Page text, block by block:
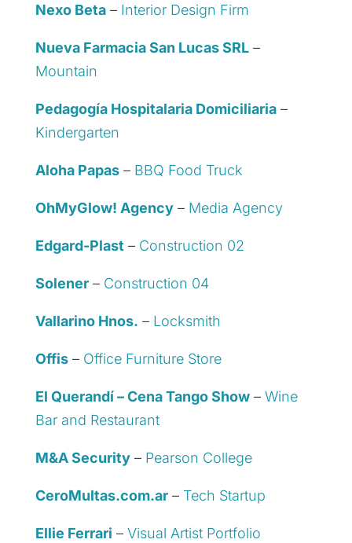
Nexo Beta– Interior Design Firm
Nueva Farmacia San Lucas SRL–
Mountain
Pedagogía Hospitalaria Domiciliaria–
Kindergarten
Aloha Papas– BBQ Food Truck
OhMyGlow! Agency– Media Agency
Edgard-Plast – Construction 02
Solener– Construction 04
Vallarino Hnos. – Locksmith
Offis– Office Furniture Store
El Querandí – Cena Tango Show– Wine
Bar and Restaurant
M&A Security– Pearson College
CeroMultas.com.ar– Tech Startup
Ellie Ferrari – Visual Artist Portfolio